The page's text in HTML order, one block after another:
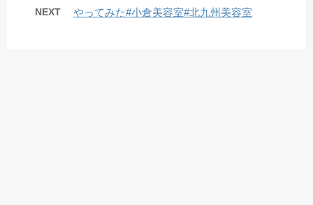
NEXT やってみた#小倉美容室#北九州美容室